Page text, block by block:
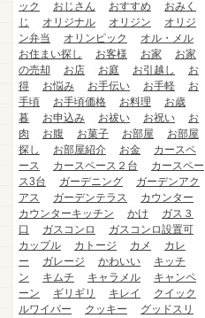
ック
おじさん おすすめ
おみく
じ
オリジナル オリジン
オリジ
ン弁当
オリンピック
オル・メル
お住まい探し
お客様 お家
お家
の売却
お店 お庭 お引越し
お
得
お悩み お手伝い お手軽
お
手頃
お手頃価格 お料理
お歳
暮
お申込み お祓い お祝い
お
肉
お腹 お菓子 お部屋
お部屋
探し
お部屋紹介 お金
カースペ
ース
カースペース２台
カースペー
ス3台
ガーデニング
ガーデンアク
アス
ガーデンテラス
カウンター
カウンターキッチン
かけ
ガス３
口
ガスコンロ
ガスコンロ設置可
カップル
カトージ カメ
カレ
ー
ガレージ かわいい
キッチ
ン
キムチ キャラメル
キャンペ
ーン
ギリギリ キレイ
クイック
ルワイパー
クッキー
グッドスリ